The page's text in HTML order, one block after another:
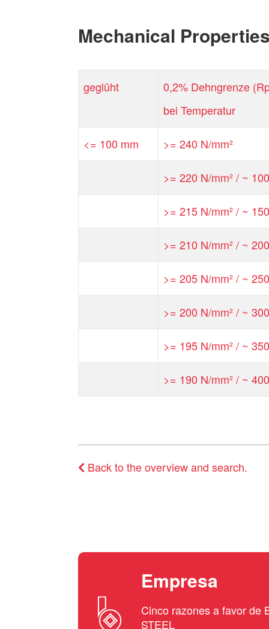
Mechanical
geglüht
0,2% Dehngrenze
bei Temperatur
<= 100 mm >= 240 N/mm²
>= 220 N/mm² / ~
>= 215 N/mm² / ~
>= 210 N/mm² / ~
>= 205 N/mm² / ~
>= 200 N/mm² / ~
>= 195 N/mm² / ~
>= 190 N/mm² / ~
Back to the overview and search.
Empresa
Cinco razones a favor de
STEEL